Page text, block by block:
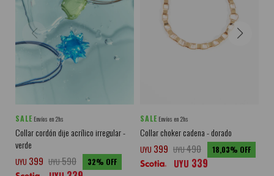
SALE Envíos en 2hs
Collar cordón dije acrílico irregular -
verde
UYU 399 UYU590 32
SALE Envíos en 2hs
Collar choker cadena - dorado
UYU 399 UYU490 18,03
UYU 339